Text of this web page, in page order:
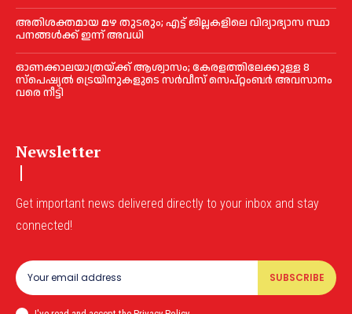
അതിശക്തമായ മഴ തുടരും; എട്ട് ജി​ല്ല​ക​ളി​ലെ വി​ദ്യാ​ഭ്യാ​സ സ്ഥാ​
പ​ന​ങ്ങ​ൾ​ക്ക് ഇ​ന്ന് അ​വ​ധി
ഓണക്കാലയാത്രയ്ക്ക് ആശ്വാസം; കേരളത്തിലേക്കുള്ള 8
സ്പെഷ്യൽ ട്രെയിനുകളുടെ സർവീസ് സെപ്റ്റംബർ അവസാനം
വരെ നീട്ടി
Newsletter
Get important news delivered directly to your inbox and stay
connected!
SUBSCRIBE